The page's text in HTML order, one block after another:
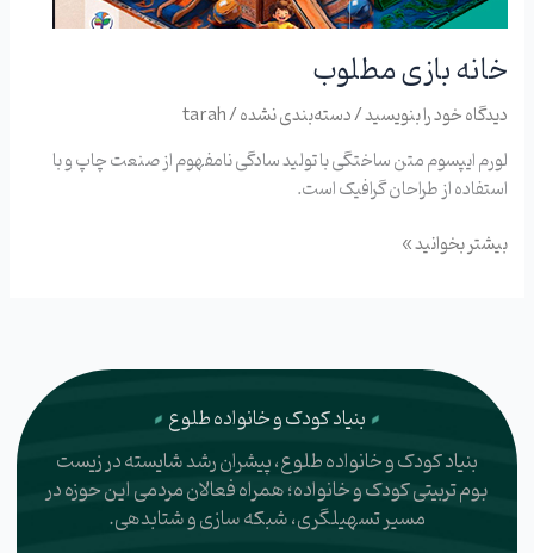
خانه بازی مطلوب
دیدگاه‌ خود را بنویسید/دسته‌بندی نشده/
tarah
لورم ایپسوم متن ساختگی با تولید سادگی نامفهوم از صنعت چاپ و با
استفاده از طراحان گرافیک است.
بیشتر بخوانید »
بنیاد کودک و خانواده طلوع
بنیاد کودک و خانواده طلوع، پیشران رشد شایسته در زیست
بوم تربیتی کودک و خانواده؛ همراه فعالان مردمی این حوزه در
مسیر تسهیلگری، شبکه سازی و شتابدهی.